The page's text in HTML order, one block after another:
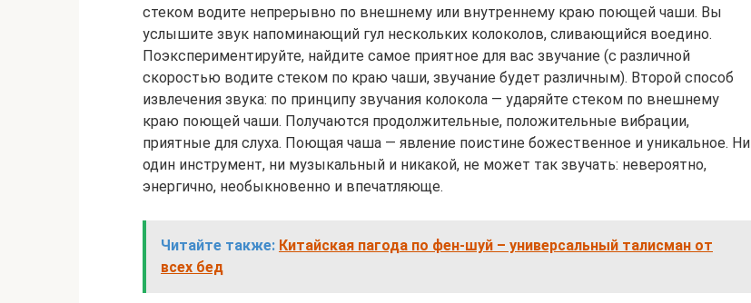
стеком водите непрерывно по внешнему или внутреннему краю поющей чаши. Вы
услышите звук напоминающий гул нескольких колоколов, сливающийся воедино.
Поэкспериментируйте, найдите самое приятное для вас звучание (с различной
скоростью водите стеком по краю чаши, звучание будет различным). Второй способ
извлечения звука: по принципу звучания колокола — ударяйте стеком по внешнему
краю поющей чаши. Получаются продолжительные, положительные вибрации,
приятные для слуха. Поющая чаша — явление поистине божественное и уникальное. Ни
один инструмент, ни музыкальный и никакой, не может так звучать: невероятно,
энергично, необыкновенно и впечатляюще.
Читайте также: Китайская пагода по фен-шуй – универсальный талисман от
всех бед